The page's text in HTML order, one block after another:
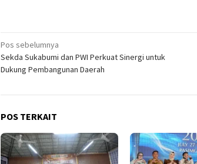
Navigasi
pos
Pos sebelumnya
Sekda Sukabumi dan PWI Perkuat Sinergi untuk
Dukung Pembangunan Daerah
POS TERKAIT